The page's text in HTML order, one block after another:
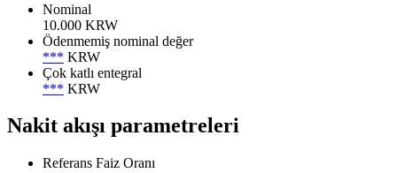
Nominal
10.000 KRW
Ödenmemiş nominal değer
*** KRW
Çok katlı entegral
*** KRW
Nakit akışı parametreleri
Referans Faiz Oranı